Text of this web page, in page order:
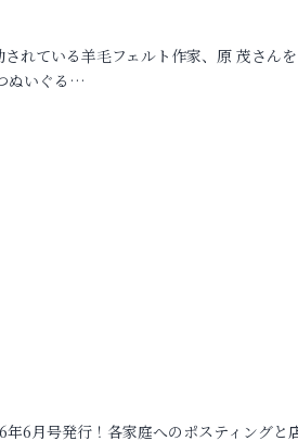
れている羊毛フェルト作家、原 茂さん
ぬいぐる…
年6月号発行！各家庭へのポスティングと